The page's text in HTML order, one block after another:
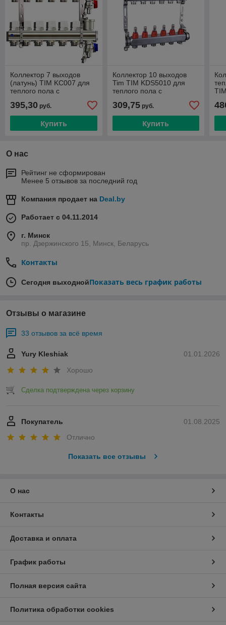
Коллектор 7 выходов
(латунь) TIM KC007 для
теплого пола с
395,30 руб.
Купить
Коллектор 10 выходов
Tim TIM KDS5010 для
теплого пола с
(нержавеющая сталь)
309,75руб.
Купить
О нас
Рейтинг не сформирован
Менее 5 отзывов за последний год
Компания продает на Deal.by
Работает с 04.11.2014
г. Минск
пр. Дзержинского 15, Минск, Беларусь
Контакты
Сегодня выходнойПоказать весь график работы
Отзывы о магазине
33 отзывов за всё время
01.01.2026
Yury Kleshiak
Хорошо
Сделка подтверждена через корзину
01.08.2025
Покупатель
Отлично
Показать все отзывы
О нас
Контакты
Доставка и оплата
График работы
Полная версия сайта
Политика обработки cookies